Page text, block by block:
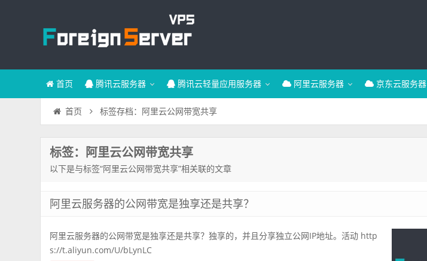
首页 腾讯云服务器 腾讯云轻量应用服务器 阿里云服务器 京东云服务器
首页 标签存档：阿里云公网带宽共享
标签：阿里云公网带宽共享
以下是与标签“阿里云公网带宽共享”相关联的文章
阿里云服务器的公网带宽是独享还是共享？
阿里云服务器的公网带宽是独享还是共享？独享的，并且分享独立公网IP地址。活动 http
s://t.aliyun.com/U/bLynLC